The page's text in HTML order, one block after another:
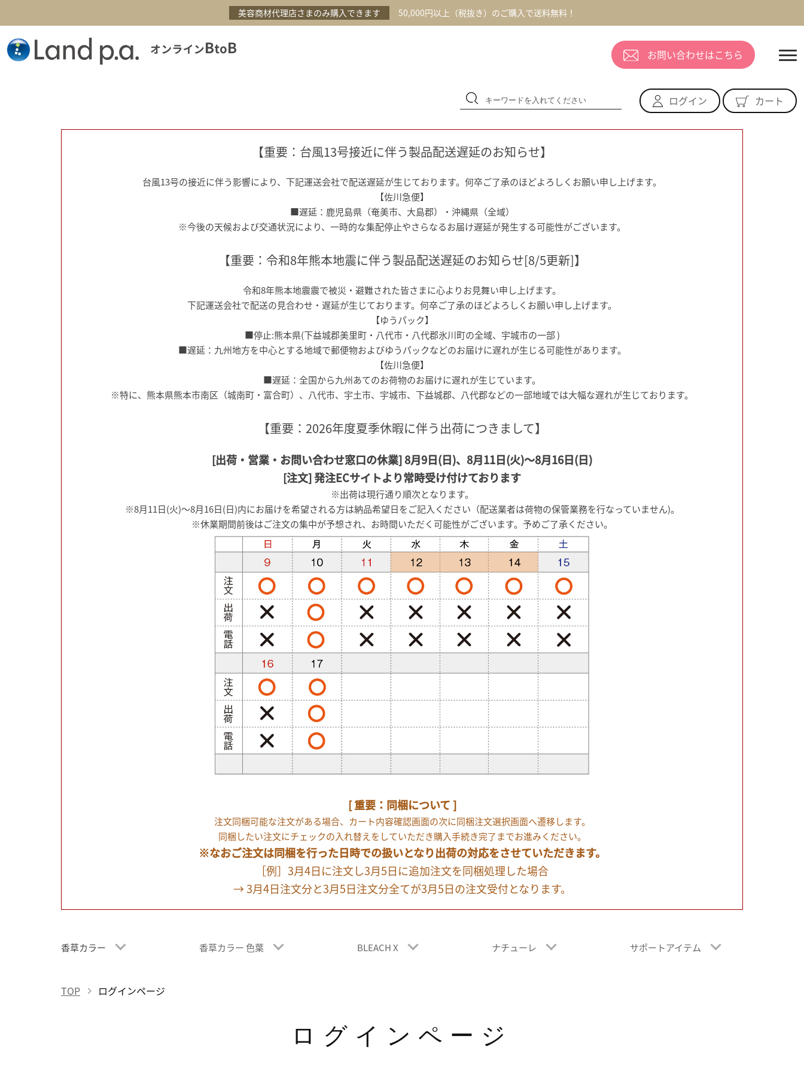
美容商材代理店さまのみ購入できます 50,000円以上（税抜き）のご購入で送料無料！
お問い合わせはこちら
ログイン カート
【重要：台風13号接近に伴う製品配送遅延のお知らせ】
台風13号の接近に伴う影響により、下記運送会社で配送遅延が生じております。何卒ご了承のほどよろしくお願い申し上げます。
【佐川急便】
■遅延：鹿児島県（奄美市、大島郡）・沖縄県（全域）
※今後の天候および交通状況により、一時的な集配停止やさらなるお届け遅延が発生する可能性がございます。
【重要：令和8年熊本地震に伴う製品配送遅延のお知らせ[8/5更新]】
令和8年熊本地震震で被災・避難された皆さまに心よりお見舞い申し上げます。
下記運送会社で配送の見合わせ・遅延が生じております。何卒ご了承のほどよろしくお願い申し上げます。
【ゆうパック】
■停止:熊本県(下益城郡美里町・八代市・八代郡氷川町の全域、宇城市の一部 )
■遅延：九州地方を中心とする地域で郵便物およびゆうパックなどのお届けに遅れが生じる可能性があります。
【佐川急便】
■遅延：全国から九州あてのお荷物のお届けに遅れが生じています。
※特に、熊本県熊本市南区（城南町・富合町）、八代市、宇土市、宇城市、下益城郡、八代郡などの一部地域では大幅な遅れが生じております。
【重要：2026年度夏季休暇に伴う出荷につきまして】
[出荷・営業・お問い合わせ窓口の休業] 8月9日(日)、8月11日(火)～8月16日(日)
[注文] 発注ECサイトより常時受け付けております
※出荷は現行通り順次となります。
※8月11日(火)～8月16日(日)内にお届けを希望される方は納品希望日をご記入ください（配送業者は荷物の保管業務を行なっていません)。
※休業期間前後はご注文の集中が予想され、お時間いただく可能性がございます。予めご了承ください。
[ 重要：同梱について ]
注文同梱可能な注文がある場合、カート内容確認画面の次に同梱注文選択画面へ遷移します。
同梱したい注文にチェックの入れ替えをしていただき購入手続き完了までお進みください。
※なおご注文は同梱を行った日時での扱いとなり出荷の対応をさせていただきます。
［例］3月4日に注文し3月5日に追加注文を同梱処理した場合
→ 3月4日注文分と3月5日注文分全てが3月5日の注文受付となります。
香草カラー 香草カラー 色葉 BLEACH X ナチューレ サポートアイテム
TOP ログインページ
ログインページ